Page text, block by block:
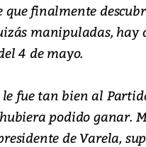
que finalmente
manipuladas, hay
4 de mayo.
le fue tan bien al
podido ganar.
de Varela,